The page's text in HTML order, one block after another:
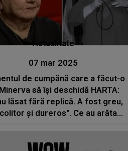
Actualitate
07 mar 2025
de cumpănă care a făcut-o
să își deschidă HARTA:
lăsat fără replică. A fost greu,
și dureros". Ce au arătat